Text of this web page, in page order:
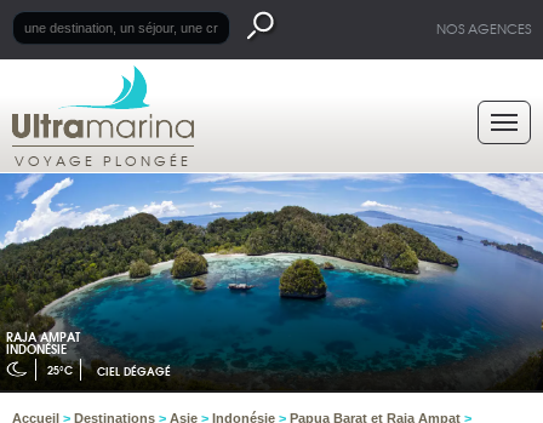
NOS AGENCES
VOYAGE PLONGÉE
RAJA AMPAT
INDONÉSIE
25°C CIEL DÉGAGÉ
Accueil > Destinations > Asie > Indonésie > Papua Barat et Raja Ampat >